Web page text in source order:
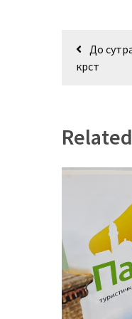
чланка
До
крст